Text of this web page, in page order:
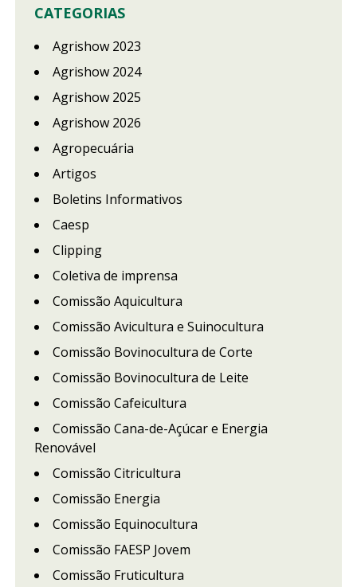
CATEGORIAS
Agrishow 2023
Agrishow 2024
Agrishow 2025
Agrishow 2026
Agropecuária
Artigos
Boletins Informativos
Caesp
Clipping
Coletiva de imprensa
Comissão Aquicultura
Comissão Avicultura e Suinocultura
Comissão Bovinocultura de Corte
Comissão Bovinocultura de Leite
Comissão Cafeicultura
Comissão Cana-de-Açúcar e Energia
Renovável
Comissão Citricultura
Comissão Energia
Comissão Equinocultura
Comissão FAESP Jovem
Comissão Fruticultura